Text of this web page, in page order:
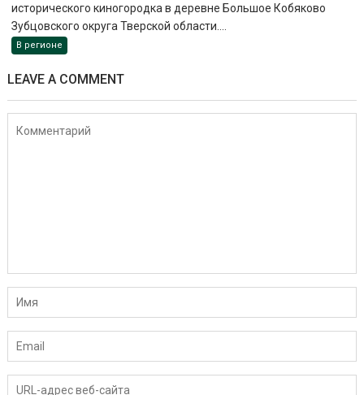
исторического киногородка в деревне Большое Кобяково
Зубцовского округа Тверской области....
В регионе
LEAVE A COMMENT